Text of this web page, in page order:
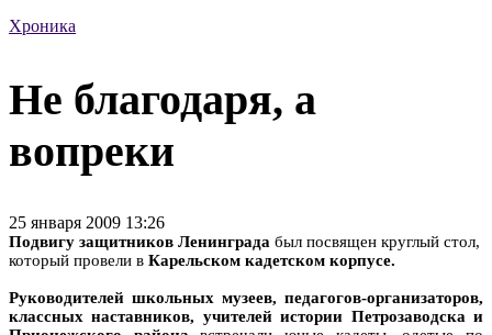
Хроника
Не благодаря, а
вопреки
25 января 2009 13:26
Подвигу защитников Ленинграда был посвящен круглый стол,
который провели в Карельском кадетском корпусе.
Руководителей школьных музеев, педагогов-организаторов,
классных наставников, учителей истории Петрозаводска и